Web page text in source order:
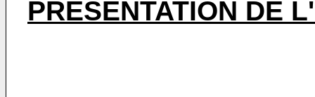
PRESENTATION DE